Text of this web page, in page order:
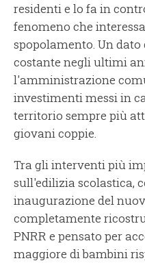
residenti e lo fa in
fenomeno che
spopolamento. Un
costante negli ultimi
l'amministrazione
investimenti messi in
territorio sempre più
giovani coppie.
Tra gli interventi più
sull'edilizia scolastica,
inaugurazione del
completamente
PNRR e pensato per
maggiore di bambini